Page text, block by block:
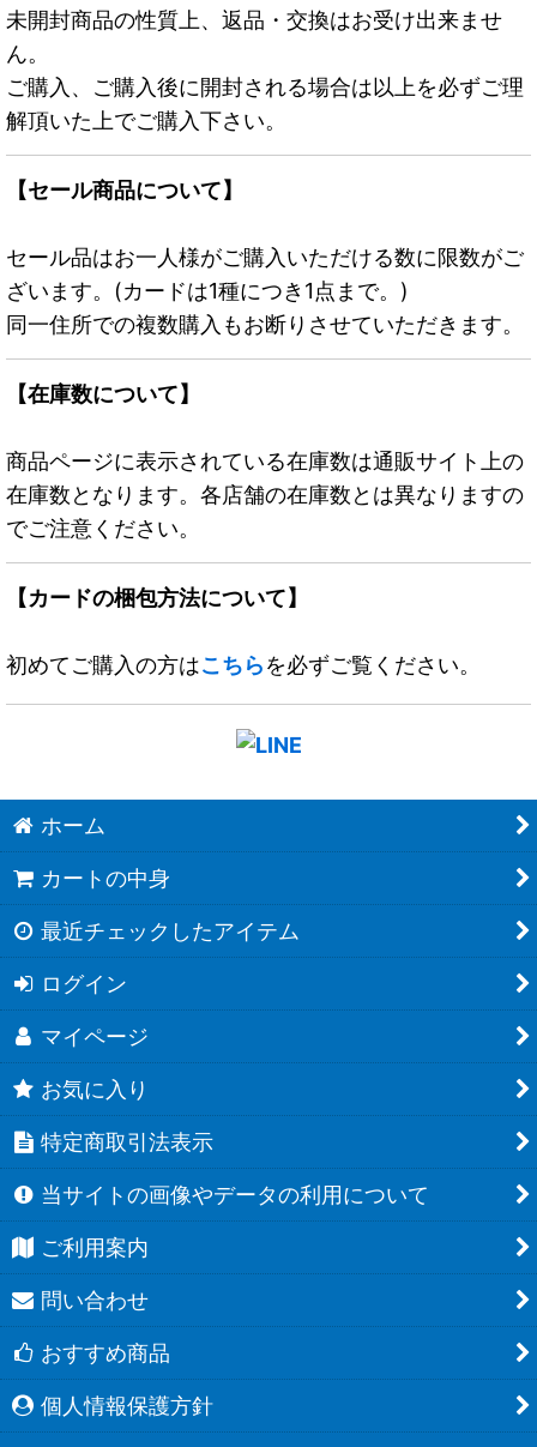
未開封商品の性質上、返品・交換はお受け出来ませ
ん。
ご購入、ご購入後に開封される場合は以上を必ずご理
解頂いた上でご購入下さい。
【セール商品について】
セール品はお一人様がご購入いただける数に限数がご
ざいます。(カードは1種につき1点まで。)
同一住所での複数購入もお断りさせていただきます。
【在庫数について】
商品ページに表示されている在庫数は通販サイト上の
在庫数となります。各店舗の在庫数とは異なりますの
でご注意ください。
【カードの梱包方法について】
初めてご購入の方はこちらを必ずご覧ください。
ホーム
カートの中身
最近チェックしたアイテム
ログイン
マイページ
お気に入り
特定商取引法表示
当サイトの画像やデータの利用について
ご利用案内
問い合わせ
おすすめ商品
個人情報保護方針